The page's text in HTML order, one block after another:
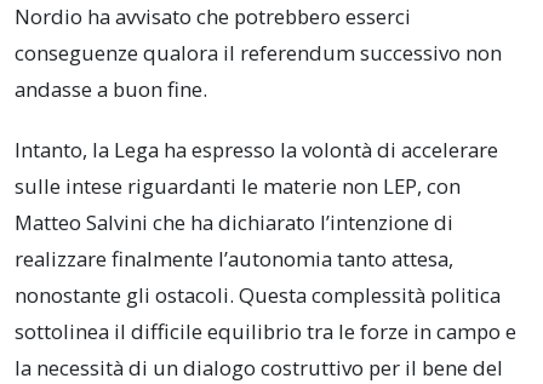
Nordio ha avvisato che potrebbero esserci
conseguenze qualora il referendum successivo non
andasse a buon fine.
Intanto, la Lega ha espresso la volontà di accelerare
sulle intese riguardanti le materie non LEP, con
Matteo Salvini che ha dichiarato l’intenzione di
realizzare finalmente l’autonomia tanto attesa,
nonostante gli ostacoli. Questa complessità politica
sottolinea il difficile equilibrio tra le forze in campo e
la necessità di un dialogo costruttivo per il bene del